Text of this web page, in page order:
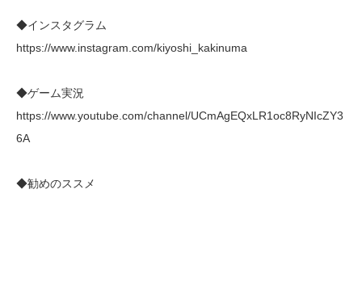
◆インスタグラム
https://www.instagram.com/kiyoshi_kakinuma
◆ゲーム実況
https://www.youtube.com/channel/UCmAgEQxLR1oc8RyNIcZY3
6A
◆勧めのススメ